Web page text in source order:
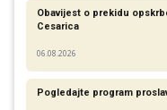
Obavijest o prekidu
Cesarica
06.08.2026
Pogledajte program